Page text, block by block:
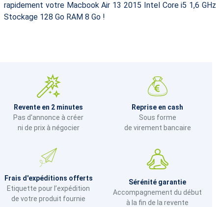
rapidement votre Macbook Air 13 2015 Intel Core i5 1,6 GHz
Stockage 128 Go RAM 8 Go !
Revente en 2 minutes
Pas d'annonce à créer
ni de prix à négocier
Reprise en cash
Sous forme
de virement bancaire
Frais d'expéditions offerts
Etiquette pour l’expédition
de votre produit fournie
Sérénité garantie
Accompagnement du début
à la fin de la revente